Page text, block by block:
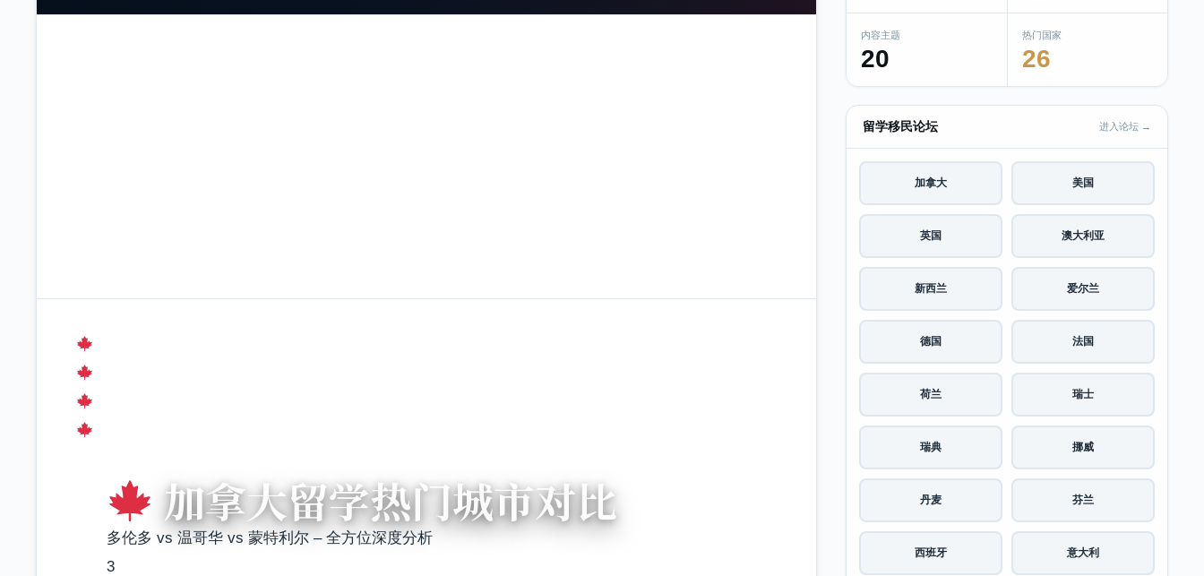
加拿大留学热门城市对比
多伦多 vs 温哥华 vs 蒙特利尔 – 全方位深度分析
3
内容主题
20
热门国家
26
留学移民论坛 进入论坛 →
加拿大 美国
英国 澳大利亚
新西兰 爱尔兰
德国 法国
荷兰 瑞士
瑞典 挪威
丹麦 芬兰
西班牙 意大利